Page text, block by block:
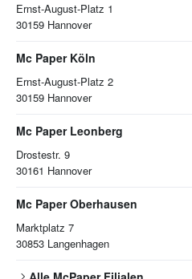
Ernst-August-Platz 1
30159 Hannover
Mc Paper Köln
Ernst-August-Platz 2
30159 Hannover
Mc Paper Leonberg
Drostestr. 9
30161 Hannover
Mc Paper Oberhausen
Marktplatz 7
30853 Langenhagen